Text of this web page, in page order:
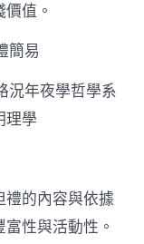
思
中
值。
簡易
況年夜學哲學系
理學
的內容與依據
性與活動性。